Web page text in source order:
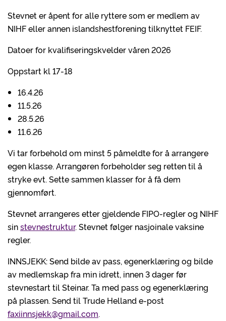
Stevnet er åpent for alle ryttere som er medlem av
NIHF eller annen islandshestforening tilknyttet FEIF.
Datoer for kvalifiseringskvelder våren 2026
Oppstart kl 17-18
16.4.26
11.5.26
28.5.26
11.6.26
Vi tar forbehold om minst 5 påmeldte for å arrangere
egen klasse. Arrangøren forbeholder seg retten til å
stryke evt. Sette sammen klasser for å få dem
gjennomført.
Stevnet arrangeres etter gjeldende FIPO-regler og NIHF
sinstevnestruktur. Stevnet følger nasjoinale vaksine
regler.
INNSJEKK: Send bilde av pass, egenerklæring og bilde
av medlemskap fra min idrett, innen 3 dager før
stevnestart til Steinar. Ta med pass og egenerklæring
på plassen. Send til Trude Helland e-post
faxiinnsjekk@gmail.com.